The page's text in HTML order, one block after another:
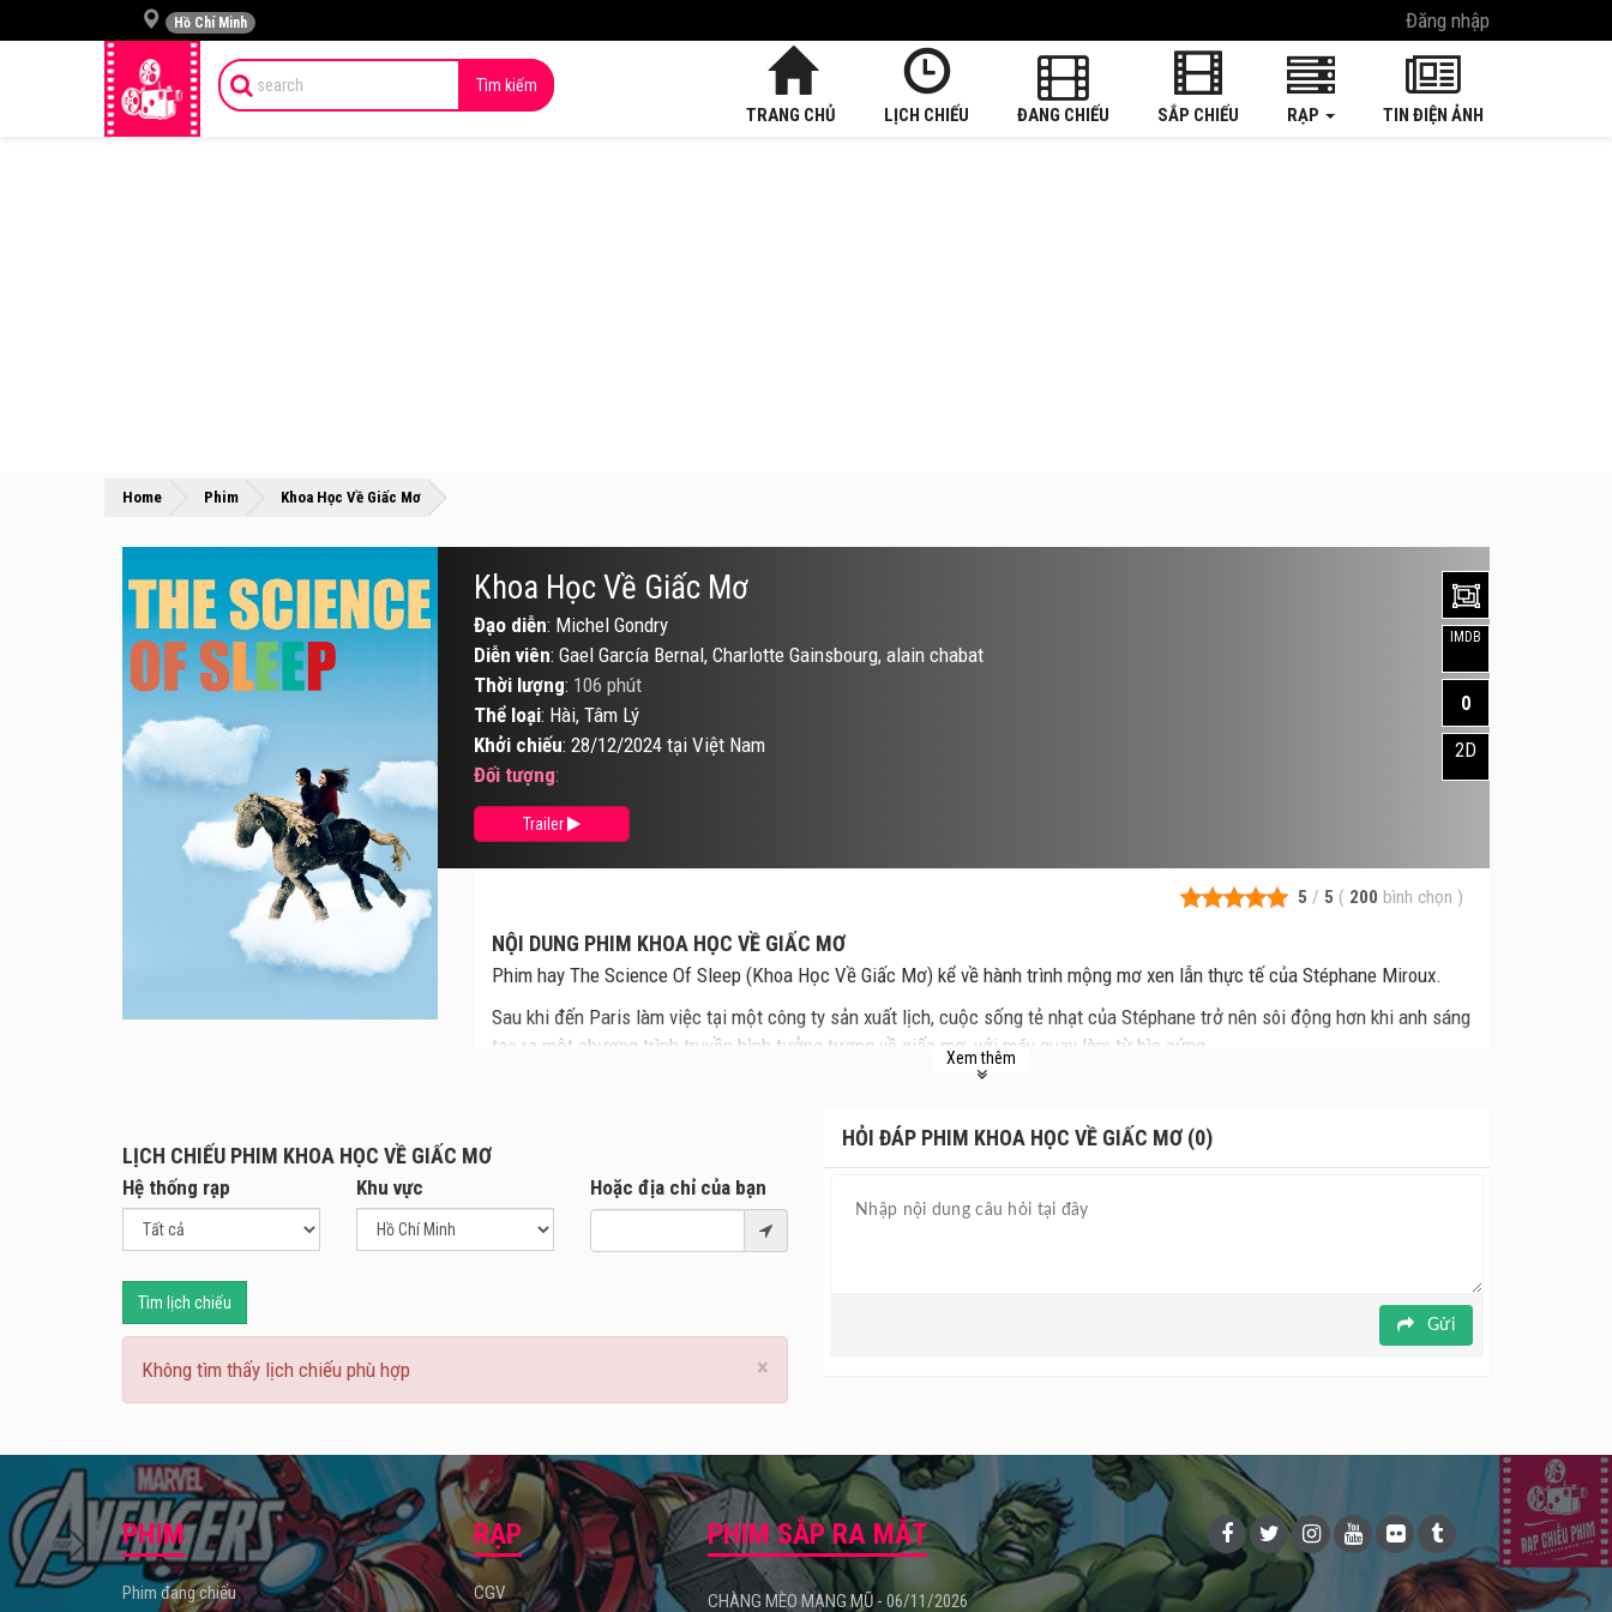
Hồ Chí Minh Đăng nhập
Tìm kiếm
TRANG CHỦ LỊCH CHIẾU ĐANG CHIẾU SẮP CHIẾU RẠP TIN ĐIỆN ẢNH
Home »
Phim »
Khoa Học Về Giấc Mơ
5 / 5 ( 200 bình chọn )
NỘI DUNG PHIM KHOA HỌC VỀ GIẤC MƠ
Phim hay The Science Of Sleep (Khoa Học Về Giấc Mơ) kể về hành trình mộng mơ xen lẫn thực tế của Stéphane Miroux.
Sau khi đến Paris làm việc tại một công ty sản xuất lịch, cuộc sống tẻ nhạt của Stéphane trở nên sôi động hơn khi anh sáng
tạo ra một chương trình truyền hình tưởng tượng về giấc mơ, với máy quay làm từ bìa cứng.
sẽ tìm ra câu trả lời cho mối tình đầy trăn trở này.
Xem thêm
Khoa Học Về Giấc Mơ
Đạo diễn: Michel Gondry
Diễn viên: Gael García Bernal, Charlotte Gainsbourg, alain chabat
Thời lượng: 106 phút
Thể loại: Hài, Tâm Lý
Khởi chiếu: 28/12/2024 tại Việt Nam
Đối tượng:
Trailer
IMDB
0
2D
LỊCH CHIẾU PHIM KHOA HỌC VỀ GIẤC MƠ
Hệ thống rạp Khu vực Hoặc địa chỉ của bạn
Tìm lịch chiếu
×
Không tìm thấy lịch chiếu phù hợp
HỎI ĐÁP PHIM KHOA HỌC VỀ GIẤC MƠ (0)
Gửi
PHIM
Phim đang chiếu
RẠP
CGV
PHIM SẮP RA MẮT
CHÀNG MÈO MANG MŨ - 06/11/2026